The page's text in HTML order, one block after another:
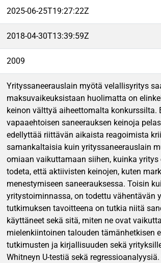
2025-06-25T19:27:22Z
2018-04-30T13:39:59Z
2009
Yrityssaneerauslain myötä velallisyritys
maksuvaikeuksistaan huolimatta on
keinon välttyä aiheettomalta konkurssilta.
vapaaehtoisen saneerauksen keinoja
edellyttää riittävän aikaista reagoimista
samankaltaisia kuin yrityssaneerauslain
omiaan vaikuttamaan siihen, kuinka
todeta, että aktiivisten keinojen, kuten
menestymiseen saneerauksessa. Toisin
yritystoiminnassa, on todettu vähentävän
tutkimuksen tavoitteena on tutkia niitä
käyttäneet sekä sitä, miten ne ovat
mielenkiintoinen talouden tämänhetkisen
tutkimusten ja kirjallisuuden sekä
Whitneyn U-testiä sekä